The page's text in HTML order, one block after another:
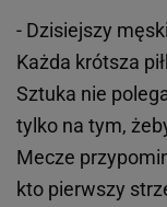
- Dzisiejszy
Każda krótsza
Sztuka nie
tylko na tym,
Mecze
kto pierwszy